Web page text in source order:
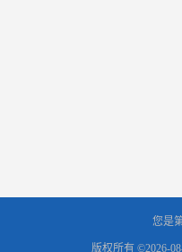
您是
版权所有 ©2026-